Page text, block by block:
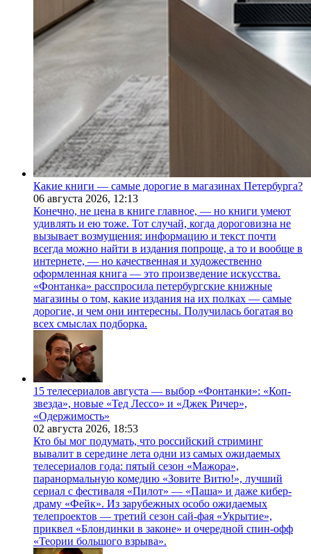
Какие книги — самые дорогие в магазинах Петербурга?
06 августа 2026, 12:13
Конечно, не цена в книге главное, — но книги умеют
удивлять и ею тоже. Тот случай, когда дороговизна не
вызывает возмущения: информацию и текст почти
всегда можно найти в издания попроще, а то и вообще в
интернете, — но качественная и художественно
оформленная книга — это произведение искусства.
«Фонтанка» расспросила петербургские книжные
магазины о том, какие издания на их полках — самые
дорогие, и чем они интересны. Получилась богатая во
всех смыслах подборка.
15 телесериалов августа — выбор «Фонтанки»: «Коп-
звезда», новые «Тед Лессо» и «Джек Ричер»,
«Одержимость»
02 августа 2026, 18:53
Кто бы мог подумать, что российский стриминг
вывалит в середине лета одни из самых ожидаемых
телесериалов года: пятый сезон «Мажора»,
паранормальную комедию «Зовите Витю!», лучший
сериал с фестиваля «Пилот» — «Паша» и даже кибер-
драму «Фейк». Из зарубежных особо ожидаемых
телепроектов — третий сезон сай-фая «Укрытие»,
приквел «Блондинки в законе» и очередной спин-офф
«Теории большого взрыва».